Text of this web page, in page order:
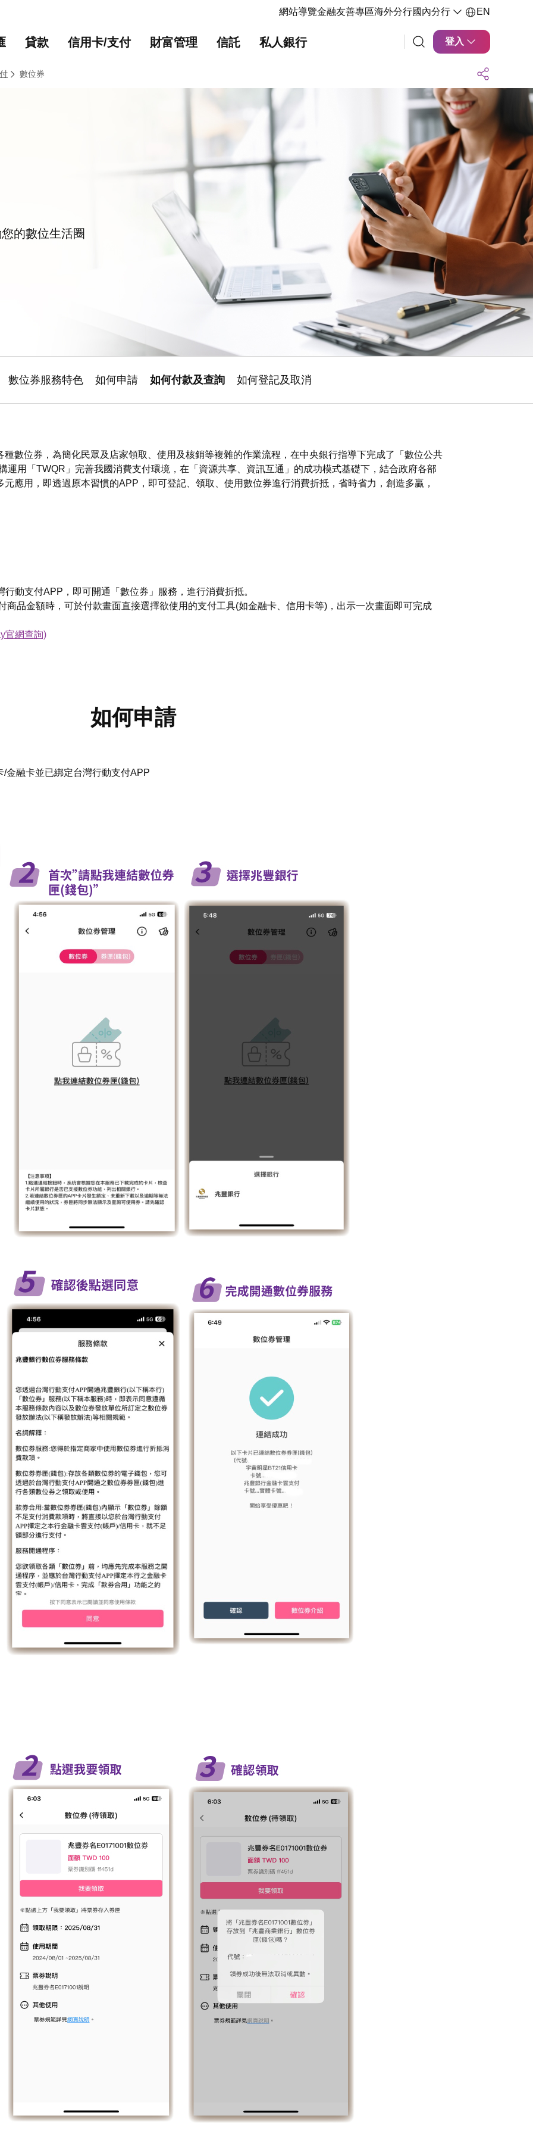
網站導覽金融友善專區海外分行國內分行 EN
貸款 信用卡/支付 財富管理 信託 私人銀行 登入
數位券
的數位生活圈
數位券服務特色 如何申請 如何付款及查詢 如何登記及取消
數位券，為簡化民眾及店家領取、使用及核銷等複雜的作業流程，在中央銀行指導下完成了「數位公共
運用「TWQR」完善我國消費支付環境，在「資源共享、資訊互通」的成功模式基礎下，結合政府各部
應用，即透過原本習慣的APP，即可登記、領取、使用數位券進行消費折抵，省時省力，創造多贏，
動支付APP，即可開通「數位券」服務，進行消費折抵。
商品金額時，可於付款畫面直接選擇欲使用的支付工具(如金融卡、信用卡等)，出示一次畫面即可完成
官網查詢)
如何申請
金融卡並已綁定台灣行動支付APP